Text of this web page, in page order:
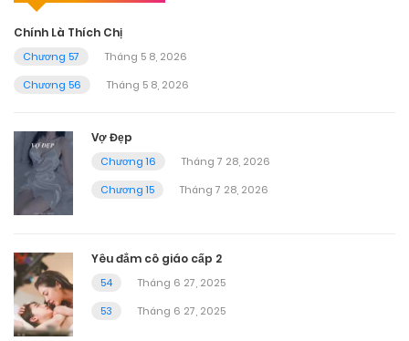
Chính Là Thích Chị
Chương 57
Tháng 5 8, 2026
Chương 56
Tháng 5 8, 2026
Vợ Đẹp
Chương 16
Tháng 7 28, 2026
Chương 15
Tháng 7 28, 2026
Yêu đắm cô giáo cấp 2
54
Tháng 6 27, 2025
53
Tháng 6 27, 2025